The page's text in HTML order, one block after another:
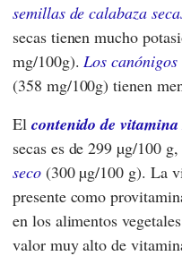
semillas de calabaza
secas tienen mucho
mg/100g).Los canónigos
(358 mg/100g) tienen
El contenido de
secas es de 299 µg/100
seco(300 µg/100 g). La
presente como
en los alimentos
valor muy alto de